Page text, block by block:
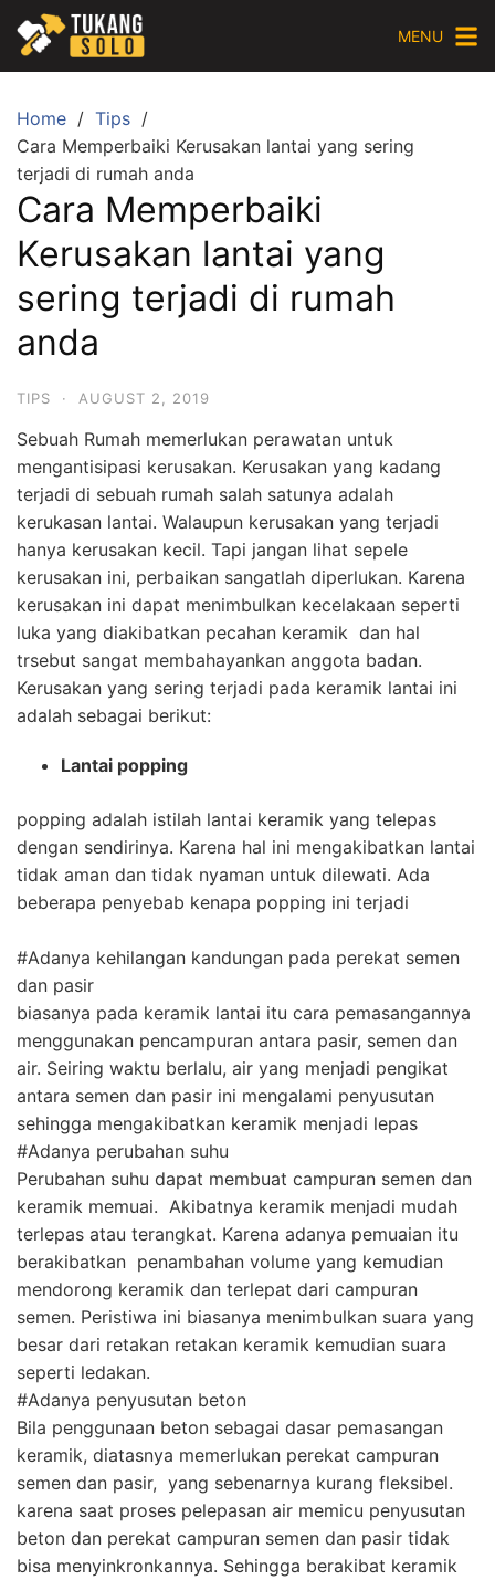
content
MENU
Home
Tips
Cara Memperbaiki Kerusakan lantai yang sering
terjadi di rumah anda
Cara Memperbaiki
Kerusakan lantai yang
sering terjadi di rumah
anda
TIPS · AUGUST 2, 2019
Sebuah Rumah memerlukan perawatan untuk
mengantisipasi kerusakan. Kerusakan yang kadang
terjadi di sebuah rumah salah satunya adalah
kerukasan lantai. Walaupun kerusakan yang terjadi
hanya kerusakan kecil. Tapi jangan lihat sepele
kerusakan ini, perbaikan sangatlah diperlukan. Karena
kerusakan ini dapat menimbulkan kecelakaan seperti
luka yang diakibatkan pecahan keramik dan hal
trsebut sangat membahayankan anggota badan.
Kerusakan yang sering terjadi pada keramik lantai ini
adalah sebagai berikut:
Lantai popping
popping adalah istilah lantai keramik yang telepas
dengan sendirinya. Karena hal ini mengakibatkan lantai
tidak aman dan tidak nyaman untuk dilewati. Ada
beberapa penyebab kenapa popping ini terjadi
#Adanya kehilangan kandungan pada perekat semen
dan pasir
biasanya pada keramik lantai itu cara pemasangannya
menggunakan pencampuran antara pasir, semen dan
air. Seiring waktu berlalu, air yang menjadi pengikat
antara semen dan pasir ini mengalami penyusutan
sehingga mengakibatkan keramik menjadi lepas
#Adanya perubahan suhu
Perubahan suhu dapat membuat campuran semen dan
keramik memuai. Akibatnya keramik menjadi mudah
terlepas atau terangkat. Karena adanya pemuaian itu
berakibatkan penambahan volume yang kemudian
mendorong keramik dan terlepat dari campuran
semen. Peristiwa ini biasanya menimbulkan suara yang
besar dari retakan retakan keramik kemudian suara
seperti ledakan.
#Adanya penyusutan beton
Bila penggunaan beton sebagai dasar pemasangan
keramik, diatasnya memerlukan perekat campuran
semen dan pasir, yang sebenarnya kurang fleksibel.
karena saat proses pelepasan air memicu penyusutan
beton dan perekat campuran semen dan pasir tidak
bisa menyinkronkannya. Sehingga berakibat keramik